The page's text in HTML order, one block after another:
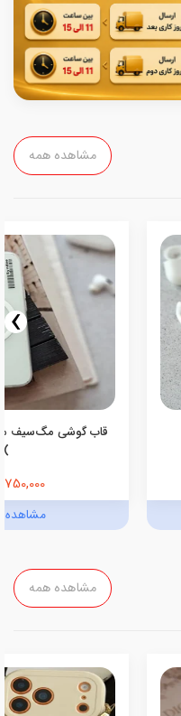
مشاهده همه
قاب گوشی مگ‌سیف
)
750,000 تومان
مشاهده
›
مشاهده همه